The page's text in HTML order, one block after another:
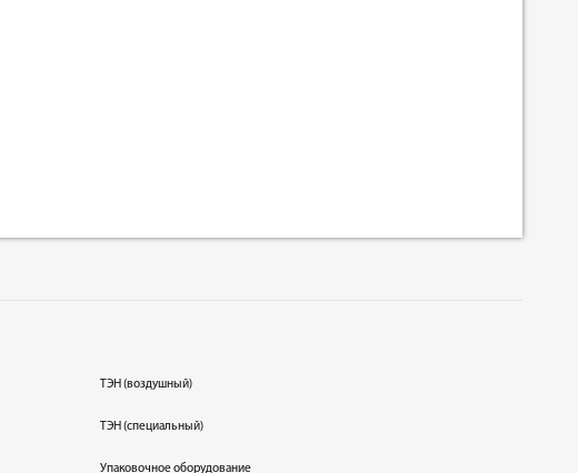
ТЭН (воздушный)
ТЭН (специальный)
Упаковочное оборудование